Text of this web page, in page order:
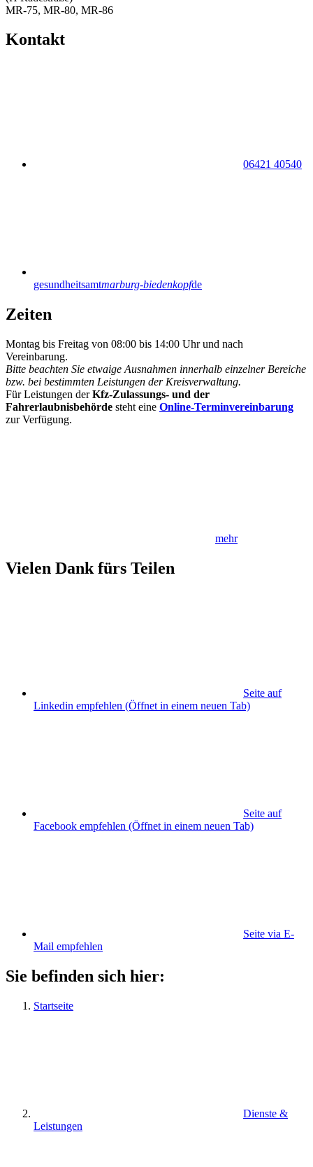
MR-75, MR-80, MR-86
Kontakt
06421 40540
gesundheitsamtmarburg-biedenkopfde
Zeiten
Montag bis Freitag von 08:00 bis 14:00 Uhr und nach
Vereinbarung.
Bitte beachten Sie etwaige Ausnahmen innerhalb einzelner Bereiche
bzw. bei bestimmten Leistungen der Kreisverwaltung.
Für Leistungen derKfz-Zulassungs- und der
Fahrerlaubnisbehörde steht eine Online-Terminvereinbarung
zur Verfügung.
mehr
Vielen Dank fürs Teilen
Seite auf
Linkedin empfehlen (Öffnet in einem neuen Tab)
Seite auf
Facebook empfehlen (Öffnet in einem neuen Tab)
Seite via E-
Mail empfehlen
Sie befinden sich hier:
Startseite
Dienste &
Leistungen